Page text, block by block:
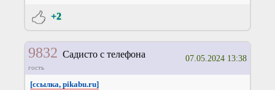
+2
9832 Садисто с телефона
гость
07.05.2024 13:38
[ссылка, pikabu.ru]